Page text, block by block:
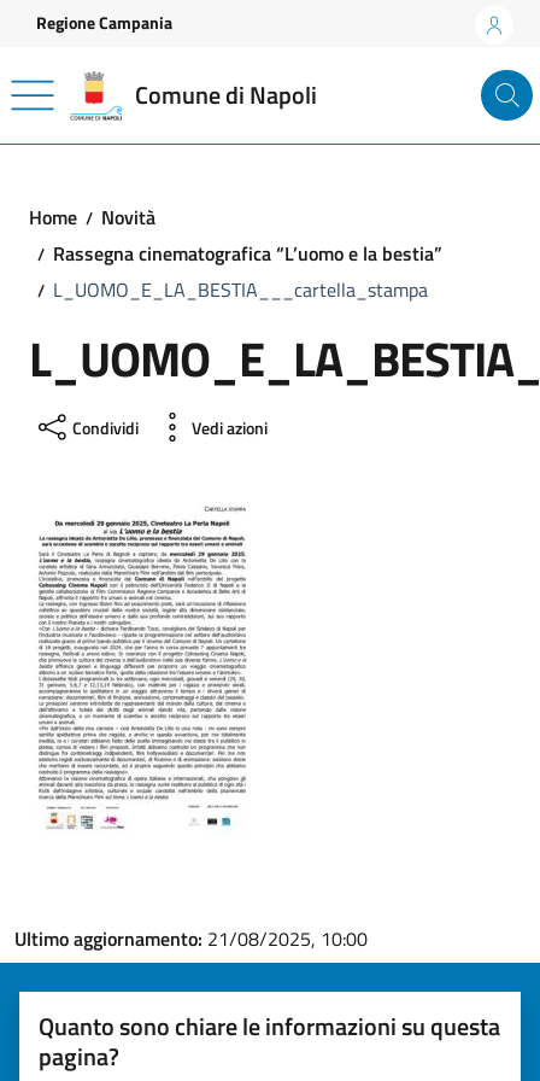
Vai ai contenuti
Vai al footer
Regione Campania
Comune di Napoli
Home
Novità
Rassegna cinematografica “L’uomo e la bestia”
L_UOMO_E_LA_BESTIA___cartella_stampa
Condividi Vedi azioni
Ultimo aggiornamento: 21/08/2025, 10:00
Quanto sono chiare le informazioni su questa
pagina?